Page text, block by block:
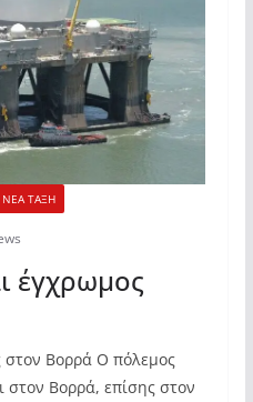
ΝΕΑ ΤΑΞΗ
έγχρωμος
στον Βορρά Ο πόλεμος
στον Βορρά, επίσης στον